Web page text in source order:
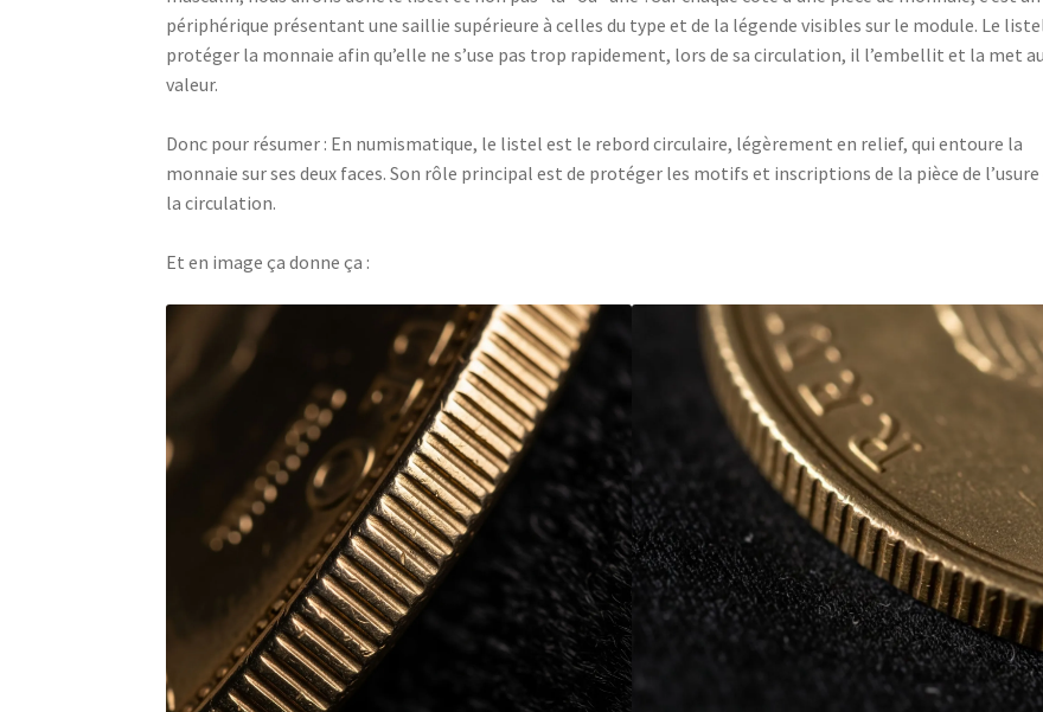
périphérique présentant une saillie supérieure à celles du type et de la légende visibles sur le module. Le
protéger la monnaie afin qu’elle ne s’use pas trop rapidement, lors de sa circulation, il l’embellit et la met
valeur.
Donc pour résumer : En numismatique, le listel est le rebord circulaire, légèrement en relief, qui entoure la
monnaie sur ses deux faces. Son rôle principal est de protéger les motifs et inscriptions de la pièce de l’usure
la circulation.
Et en image ça donne ça :